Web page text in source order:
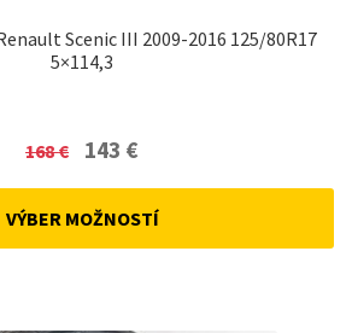
Scenic III 2009-2016 125/80R17
5×114,3
168€
Original
was:
143 €Current
VÝBER MOŽNOSTÍ